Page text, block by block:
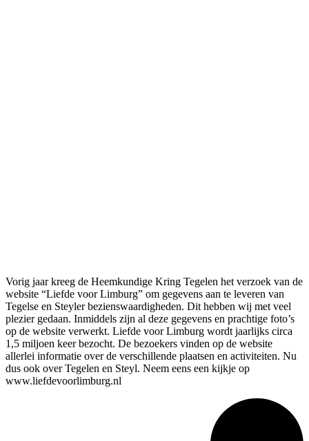
Vorig jaar kreeg de Heemkundige Kring Tegelen het verzoek van de
website “Liefde voor Limburg” om gegevens aan te leveren van
Tegelse en Steyler bezienswaardigheden. Dit hebben wij met veel
plezier gedaan. Inmiddels zijn al deze gegevens en prachtige foto’s
op de website verwerkt. Liefde voor Limburg wordt jaarlijks circa
1,5 miljoen keer bezocht. De bezoekers vinden op de website
allerlei informatie over de verschillende plaatsen en activiteiten. Nu
dus ook over Tegelen en Steyl. Neem eens een kijkje op
www.liefdevoorlimburg.nl